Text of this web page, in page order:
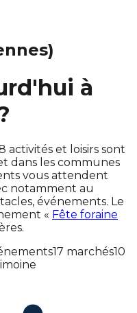
à
activités et loisirs sont
dans les communes
vous attendent
notamment au
événements. Le
« Fête foraine
17 marchés10